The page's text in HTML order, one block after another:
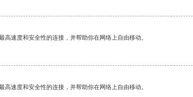
速度和安全性的连接，并帮助你在网络上自由移动。
速度和安全性的连接，并帮助你在网络上自由移动。